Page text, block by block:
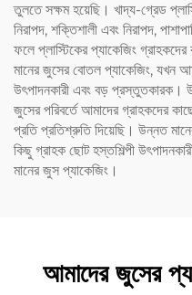
তুলতে সক্ষম হয়েছি। খাদ্য-গ্রেড
নিরাপদ, শক্তিশালী এবং নিরাপদ,
ফলে প্লাস্টিকের প্যাকেজিং
মানের জুসের বোতল প্যাকেজিং, যখন
উৎপাদনকারী এবং বড় প্রস্তুতকারক।
জুসের পরিবর্তে আমাদের গ্রাহকদের
প্রতি প্রতিশ্রুতি দিয়েছি। উন্নত
কিছু গ্রাহক ছোট হস্তশিল্পী
মানের জুস প্যাকেজিং।
আমাদের জুসের